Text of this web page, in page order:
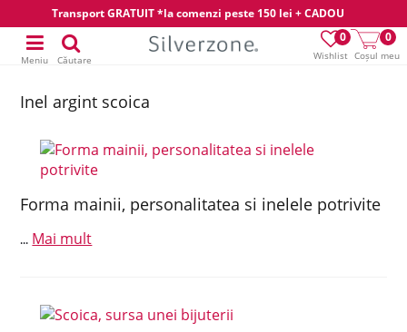
Transport GRATUIT *la comenzi peste 150 lei + CADOU
Wishlist
0
Coșul meu
0
Meniu Căutare
Inel argint scoica
Forma mainii, personalitatea si inelele potrivite
... Mai mult